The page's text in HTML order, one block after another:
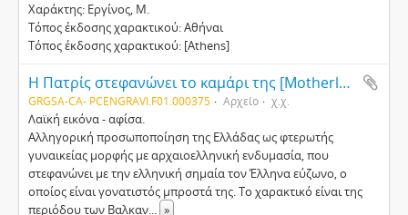
Χαράκτης: Εργίνος, Μ.
Τόπος έκδοσης χαρακτικού: Αθήναι
Τόπος έκδοσης χαρακτικού: [Athens]
Η Πατρίς στεφανώνει το καμάρι της [Motherland crowns her pride and joy]
GRGSA-CA- PCENGRAVI.F01.000375 Αρχείο χ.χ.
Λαϊκή εικόνα - αφίσα.
Αλληγορική προσωποποίηση της Ελλάδας ως φτερωτής
γυναικείας μορφής με αρχαιοελληνική ενδυμασία, που
στεφανώνει με την ελληνική σημαία τον Έλληνα εύζωνο, ο
οποίος είναι γονατιστός μπροστά της. Το χαρακτικό είναι της
περιόδου των Βαλκαν... »